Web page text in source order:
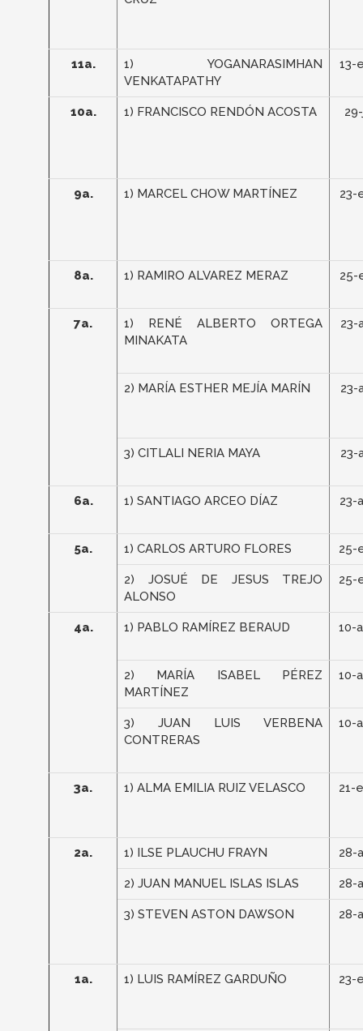
11a.
1) YOGANARASIMHAN
VENKATAPATHY
13-
10a. 1) FRANCISCO RENDÓN ACOSTA
9a. 1) MARCEL CHOW MARTÍNEZ 23-
8a. 1) RAMIRO ALVAREZ MERAZ 25-
7a.
1) RENÉ ALBERTO ORTEGA
MINAKATA
23-
2) MARÍA ESTHER MEJÍA MARÍN 23-
3) CITLALI NERIA MAYA 23-
6a. 1) SANTIAGO ARCEO DÍAZ 23-
5a. 1) CARLOS ARTURO FLORES 25-
2) JOSUÉ DE JESUS TREJO
ALONSO
25-
4a. 1) PABLO RAMÍREZ BERAUD 10-
2) MARÍA ISABEL PÉREZ
MARTÍNEZ
10-
3) JUAN LUIS VERBENA
CONTRERAS
10-
3a. 1) ALMA EMILIA RUIZ VELASCO 21-
2a. 1) ILSE PLAUCHU FRAYN 28-
2) JUAN MANUEL ISLAS ISLAS 28-
3) STEVEN ASTON DAWSON 28-
1a. 1) LUIS RAMÍREZ GARDUÑO 23-